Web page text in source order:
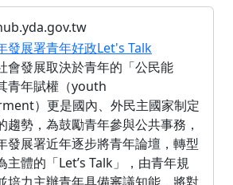
發展署青年好政Let's Talk
會發展取決於青年的「公民能
青年賦權（youth
）更是國內、外民主國家制定
趨勢，為鼓勵青年參與公共事務，
發展署近年逐步將青年論壇，轉型
主體的「Let’s Talk」，由青年規